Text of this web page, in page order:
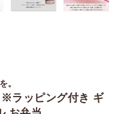
。
ラッピング付き ギ